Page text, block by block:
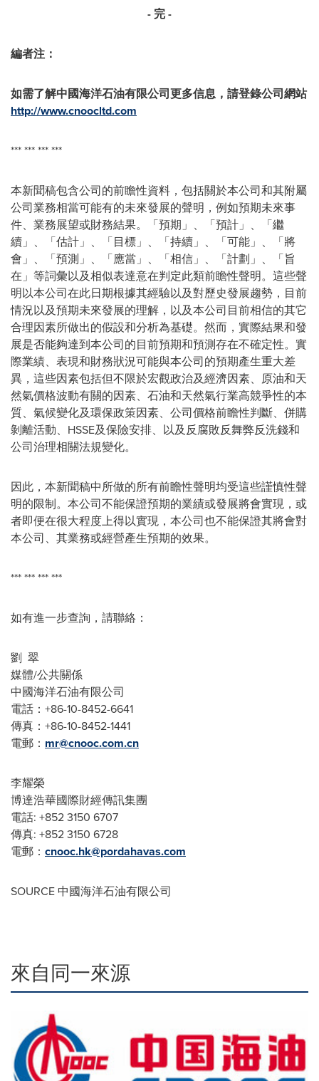
-完-
編者注：
如需了解中國海洋石油有限公司更多信息，請登錄公司網站
http://www.cnoocltd.com
*** *** *** ***
本新聞稿包含公司的前瞻性資料，包括關於本公司和其附屬
公司業務相當可能有的未來發展的聲明，例如預期未來事
件、業務展望或財務結果。「預期」、「預計」、「繼
續」、「估計」、「目標」、「持續」、「可能」、「將
會」、「預測」、「應當」、「相信」、「計劃」、「旨
在」等詞彙以及相似表達意在判定此類前瞻性聲明。這些聲
明以本公司在此日期根據其經驗以及對歷史發展趨勢，目前
情況以及預期未來發展的理解，以及本公司目前相信的其它
合理因素所做出的假設和分析為基礎。然而，實際結果和發
展是否能夠達到本公司的目前預期和預測存在不確定性。實
際業績、表現和財務狀況可能與本公司的預期產生重大差
異，這些因素包括但不限於宏觀政治及經濟因素、原油和天
然氣價格波動有關的因素、石油和天然氣行業高競爭性的本
質、氣候變化及環保政策因素、公司價格前瞻性判斷、併購
剝離活動、HSSE及保險安排、以及反腐敗反舞弊反洗錢和
公司治理相關法規變化。
因此，本新聞稿中所做的所有前瞻性聲明均受這些謹慎性聲
明的限制。本公司不能保證預期的業績或發展將會實現，或
者即便在很大程度上得以實現，本公司也不能保證其將會對
本公司、其業務或經營產生預期的效果。
*** *** *** ***
如有進一步查詢，請聯絡：
劉 翠
媒體/公共關係
中國海洋石油有限公司
電話：+86-10-8452-6641
傳真：+86-10-8452-1441
電郵： mr@cnooc.com.cn
李耀榮
博達浩華國際財經傳訊集團
電話: +852 3150 6707
傳真: +852 3150 6728
電郵： cnooc.hk@pordahavas.com
SOURCE 中國海洋石油有限公司
來自同一來源